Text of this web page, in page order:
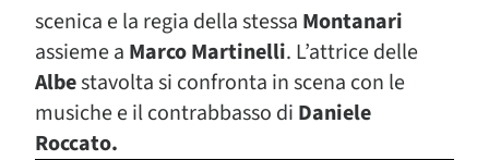
scenica e la regia della stessa Montanari
assieme a Marco Martinelli. L’attrice delle
Albestavolta si confronta in scena con le
musiche e il contrabbasso di Daniele
Roccato.